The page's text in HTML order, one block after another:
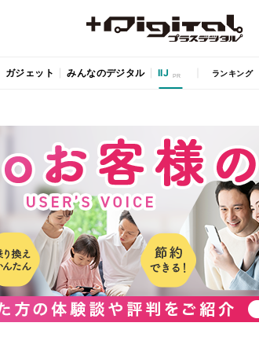
ガジェット みんなのデジタル IIJ ランキング